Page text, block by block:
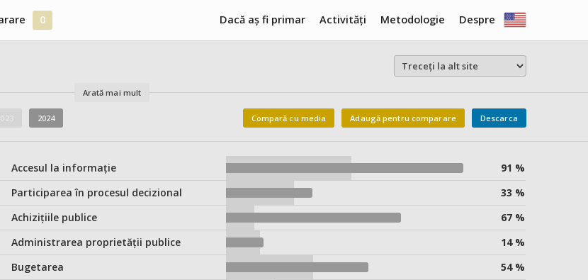
Despre
Metodologie
Activități
0 Dacă aș fi primar
Arată mai mult
2024 Descarca
Adaugă pentru comparare
Compară cu media
Accesul la informație
91 %
Participarea în procesul decizional
33 %
Achizițiile publice
67 %
Administrarea proprietății publice
14 %
Bugetarea
54 %